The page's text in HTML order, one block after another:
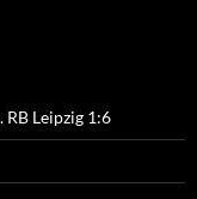
Leipzig 1:6